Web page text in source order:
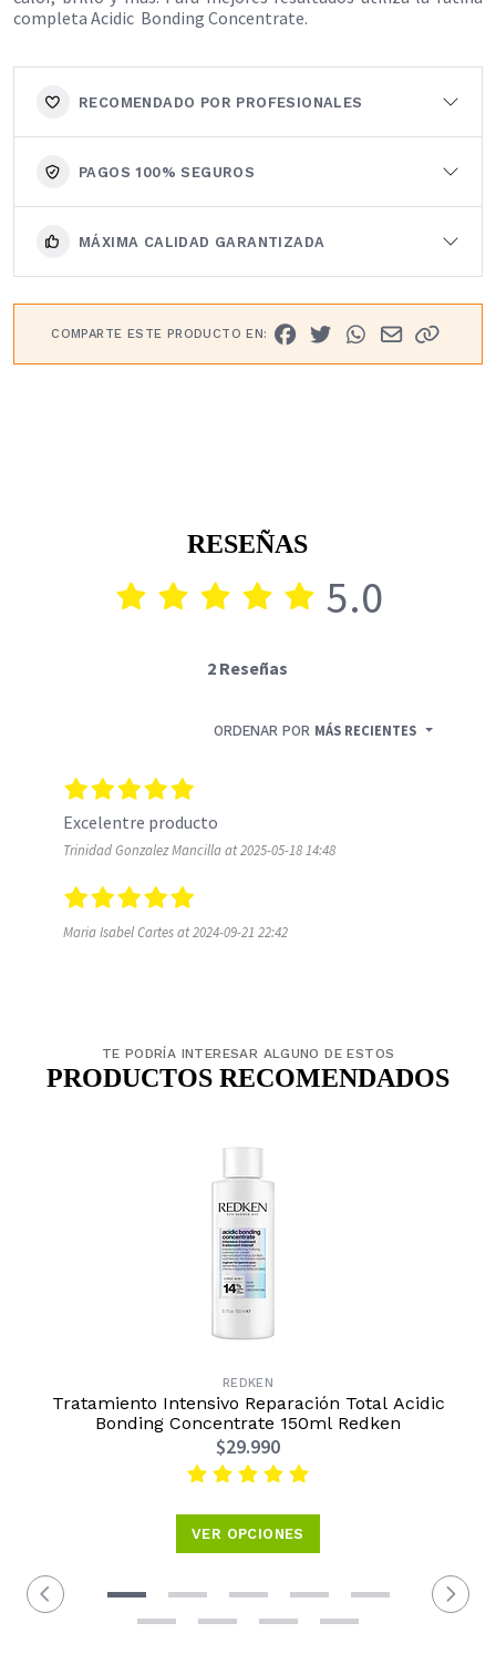
completa Acidic Bonding Concentrate.
RECOMENDADO POR PROFESIONALES
PAGOS 100% SEGUROS
MÁXIMA CALIDAD GARANTIZADA
COMPARTE ESTE PRODUCTO EN:
RESEÑAS
5.0
2 Reseñas
ORDENAR POR MÁS RECIENTES
Excelentre producto
Trinidad Gonzalez Mancilla at 2025-05-18 14:48
Maria Isabel Cartes at 2024-09-21 22:42
TE PODRÍA INTERESAR ALGUNO DE ESTOS
PRODUCTOS RECOMENDADOS
REDKEN
Tratamiento Intensivo Reparación Total Acidic
Bonding Concentrate 150ml Redken
$29.990
VER OPCIONES